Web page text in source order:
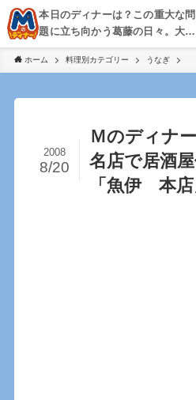
本日のディナーは？この重大な問
題に立ち向かう葛藤の日々。大
阪・京都・神戸を中心とした食べ
歩き、飲み歩きを綴る。
ホーム 料理別カテゴリー うなぎ
Ｍのディナ
名店で居酒
「魚伊 本店
2008
8/20